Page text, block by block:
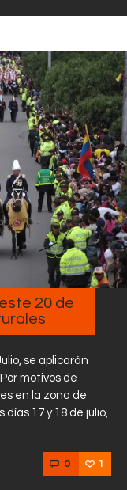
20 de
se aplicarán
motivos de
en la zona de
días 17 y 18 de julio,
0 1